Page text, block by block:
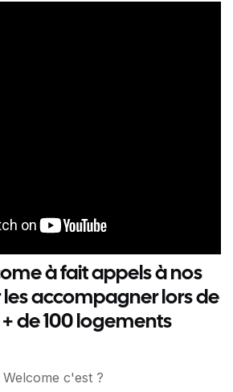
à fait appels à nos
les accompagner lors de
de 100 logements
c'est ?